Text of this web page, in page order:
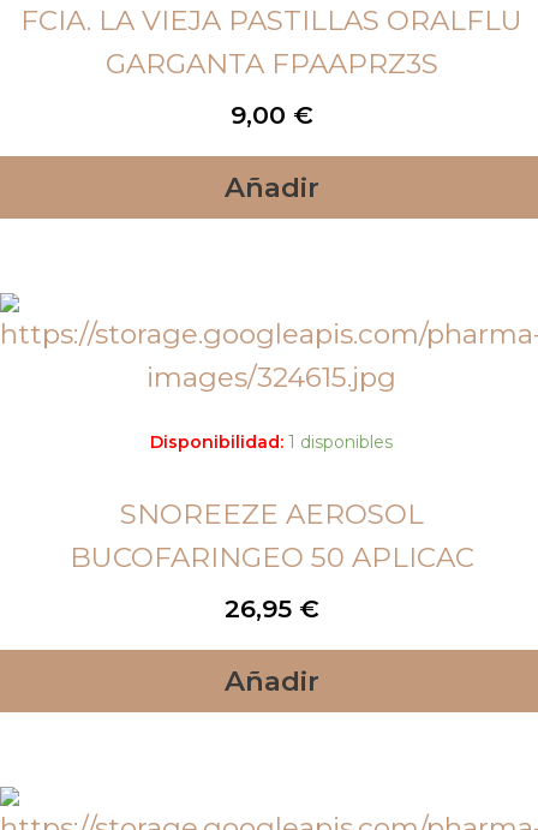
FCIA. LA VIEJA PASTILLAS ORALFLU
GARGANTA FPAAPRZ3S
9,00 €
Añadir
Disponibilidad: 1 disponibles
SNOREEZE AEROSOL
BUCOFARINGEO 50 APLICAC
26,95 €
Añadir